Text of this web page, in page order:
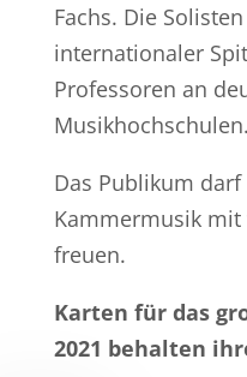
Fachs. Die
internationaler
Professoren an
Musikhochschulen.
Das Publikum
Kammermusik
freuen.
Karten für das
2021 behalten